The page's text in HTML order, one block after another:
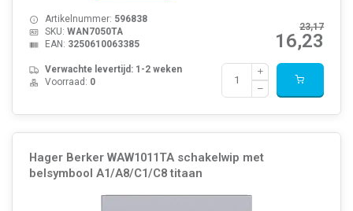
23,17
16,23
Artikelnummer: 596838
SKU: WAN7050TA
EAN: 3250610063385
Verwachte levertijd: 1-2 weken
Voorraad: 0
Hager Berker WAW1011TA schakelwip met
belsymbool A1/A8/C1/C8 titaan